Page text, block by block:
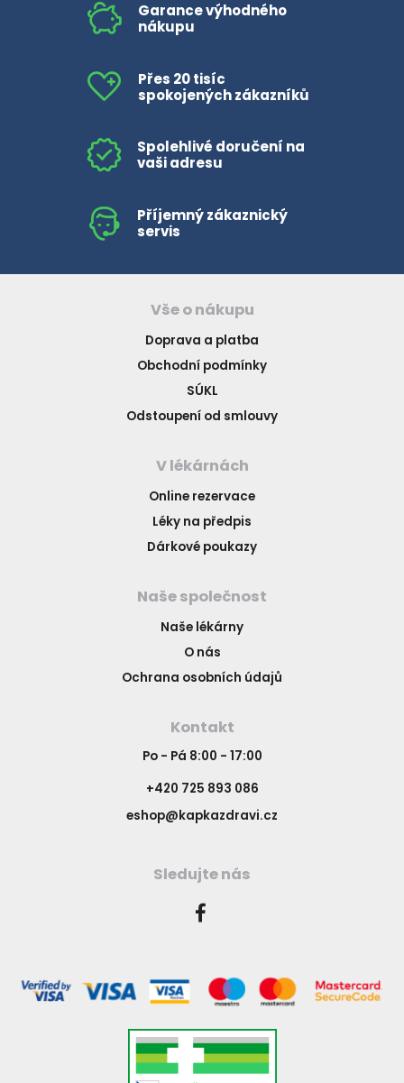
Garance výhodného
nákupu
Přes 20 tisíc
spokojených zákazníků
Spolehlivé doručení na
vaši adresu
Příjemný zákaznický
servis
Vše o nákupu
Doprava a platba
Obchodní podmínky
SÚKL
Odstoupení od smlouvy
V lékárnách
Online rezervace
Léky na předpis
Dárkové poukazy
Naše společnost
Naše lékárny
O nás
Ochrana osobních údajů
Kontakt
Po - Pá 8:00 - 17:00
+420 725 893 086
eshop@kapkazdravi.cz
Sledujte nás